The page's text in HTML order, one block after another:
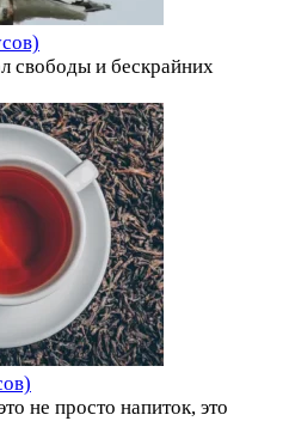
и бескрайних
не просто напиток, это